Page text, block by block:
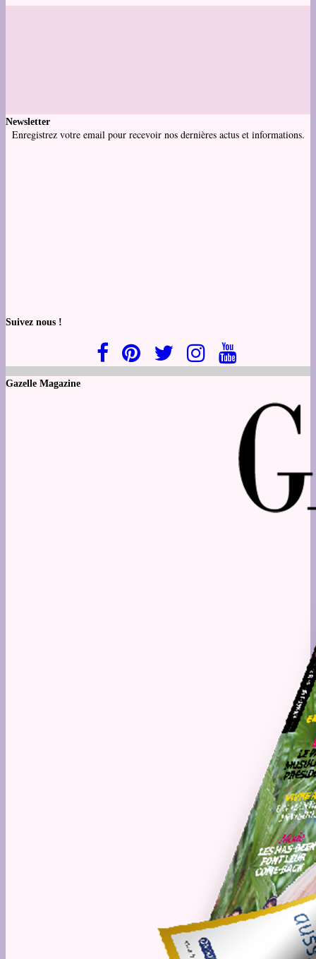
Newsletter
Enregistrez votre email pour recevoir nos dernières actus et informations.
Suivez nous !
Gazelle Magazine